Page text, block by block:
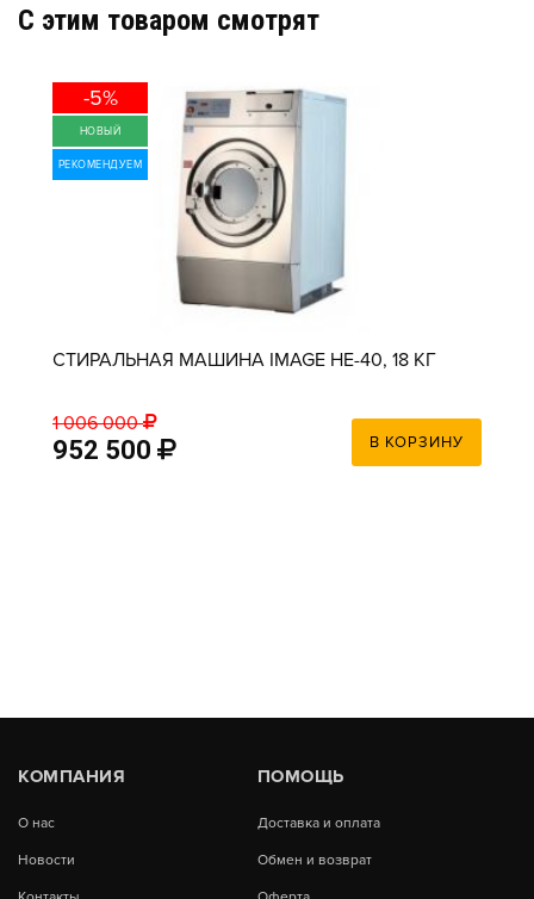
C этим товаром смотрят
-5%
НОВЫЙ
РЕКОМЕНДУЕМ
СТИРАЛЬНАЯ МАШИНА IMAGE HE-40, 18 КГ
1 006 000
952 500 В КОРЗИНУ
КОМПАНИЯ
О нас
Новости
ПОМОЩЬ
Доставка и оплата
Обмен и возврат